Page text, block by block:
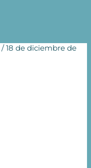
/18 de diciembre de